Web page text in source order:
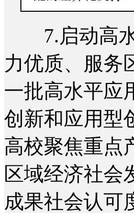
7.启动高水
力优质、服务
一批高水平应
创新和应用型
高校聚焦重点
区域经济社会
成果社会认可